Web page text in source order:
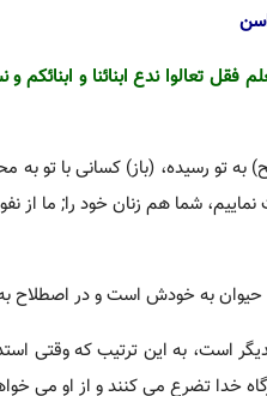
تعالوا ندع ابنائنا و ابنائکم و
تو رسیده، (باز) کسانی با تو به
شما هم زنان خود را; ما
حیوان به خودش است و در اصطلاح
است، به این ترتیب که وقتی
خدا تضرع می کنند و از او می